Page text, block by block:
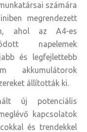
számára
megrendezett
ahol az A4-es
napelemek
és legfejlettebb
akkumulátorok
állították ki.
új potenciális
kapcsolatok
és trendekkel